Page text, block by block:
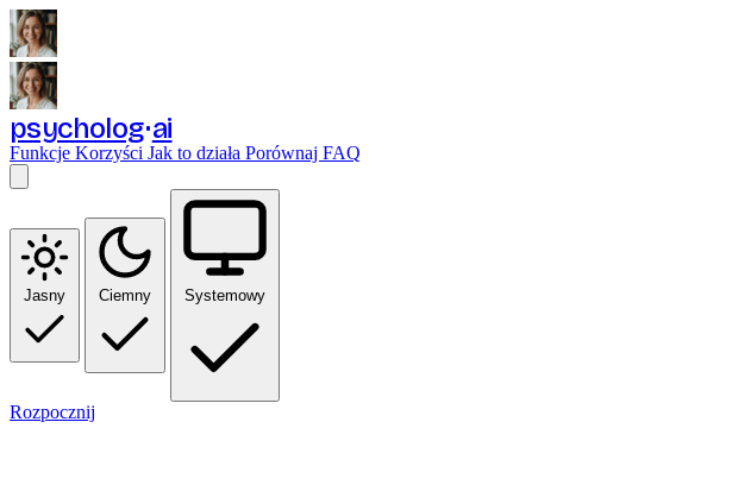
psycholog ai
Funkcje Korzyści Jak to działa Porównaj FAQ
Jasny Ciemny Systemowy
Rozpocznij